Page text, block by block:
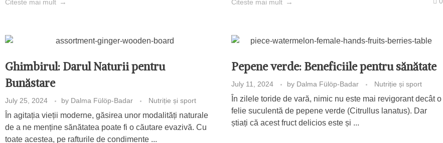
Citeste mai mult Citeste mai mult
Ghimbirul: Darul Naturii pentru
Bunăstare
July 25, 2024 by Dalma Fülöp-Badar Nutriție și sport
În agitația vieții moderne, găsirea unor modalități naturale
de a ne menține sănătatea poate fi o căutare evazivă. Cu
toate acestea, pe rafturile de condimente ...
Pepene verde: Beneficiile pentru sănătate
July 11, 2024 by Dalma Fülöp-Badar Nutriție și sport
În zilele toride de vară, nimic nu este mai revigorant decât o
felie suculentă de pepene verde (Citrullus lanatus). Dar
știați că acest fruct delicios este și ...